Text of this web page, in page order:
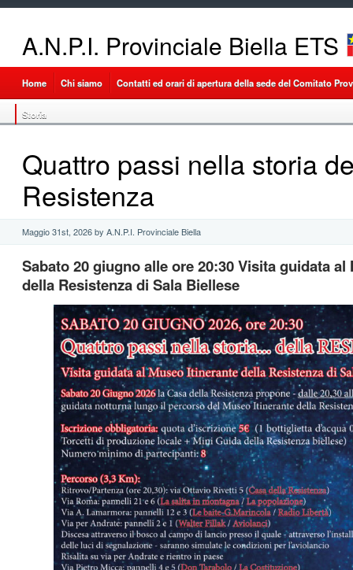
A.N.P.I. Provinciale Biella ETS
Home Chi siamo Contatti ed orari di apertura della sede del Comitato
Storia
Quattro passi nella storia
Resistenza
Maggio 31st, 2026 by A.N.P.I. Provinciale Biella
Sabato 20 giugno alle ore 20:30 Visita guidata
della Resistenza di Sala Biellese